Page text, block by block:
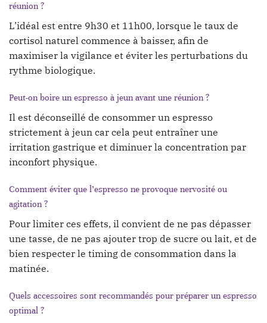
réunion ?
L’idéal est entre 9h30 et 11h00, lorsque le taux de
cortisol naturel commence à baisser, afin de
maximiser la vigilance et éviter les perturbations du
rythme biologique.
Peut-on boire un espresso à jeun avant une réunion ?
Il est déconseillé de consommer un espresso
strictement à jeun car cela peut entraîner une
irritation gastrique et diminuer la concentration par
inconfort physique.
Comment éviter que l’espresso ne provoque nervosité ou
agitation ?
Pour limiter ces effets, il convient de ne pas dépasser
une tasse, de ne pas ajouter trop de sucre ou lait, et de
bien respecter le timing de consommation dans la
matinée.
Quels accessoires sont recommandés pour préparer un espresso
optimal ?